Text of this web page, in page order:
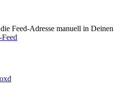
Feed-Adresse manuell in Deinen